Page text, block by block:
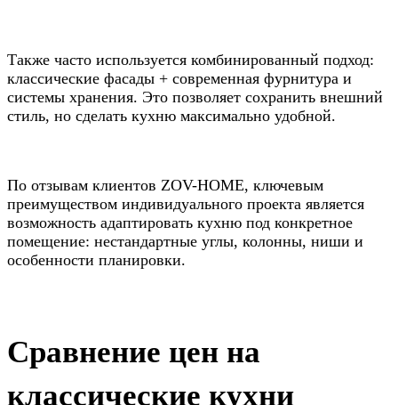
Также часто используется комбинированный подход:
классические фасады + современная фурнитура и
системы хранения. Это позволяет сохранить внешний
стиль, но сделать кухню максимально удобной.
По отзывам клиентов ZOV-HOME, ключевым
преимуществом индивидуального проекта является
возможность адаптировать кухню под конкретное
помещение: нестандартные углы, колонны, ниши и
особенности планировки.
Сравнение цен на
классические кухни